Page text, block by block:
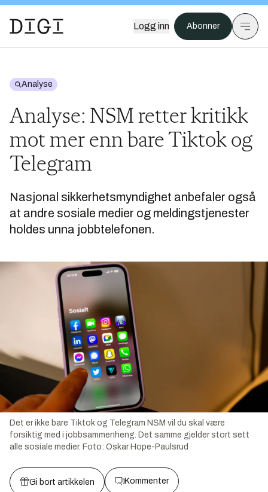
Logg inn Abonner
Analyse
Analyse: NSM retter kritikk
mot mer enn bare Tiktok og
Telegram
Nasjonal sikkerhetsmyndighet anbefaler også
at andre sosiale medier og meldingstjenester
holdes unna jobbtelefonen.
Det er ikke bare Tiktok og Telegram NSM vil du skal være
forsiktig med i jobbsammenheng. Det samme gjelder stort sett
alle sosiale medier. Foto: Oskar Hope-Paulsrud
Gi bort artikkelen Kommenter